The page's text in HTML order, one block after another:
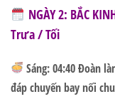
NGÀY 2: BẮC
Trưa / Tối
Sáng:04:40 Đoàn
đáp chuyến bay nối